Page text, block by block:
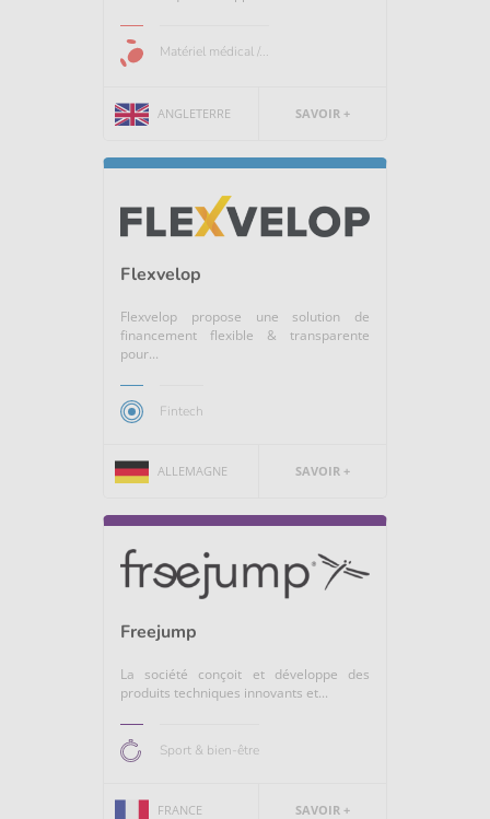
Matériel médical /...
ANGLETERRE SAVOIR +
Flexvelop
Flexvelop propose une solution de
financement flexible & transparente
pour...
Fintech
ALLEMAGNE SAVOIR +
Freejump
La société conçoit et développe des
produits techniques innovants et...
Sport & bien-être
FRANCE SAVOIR +